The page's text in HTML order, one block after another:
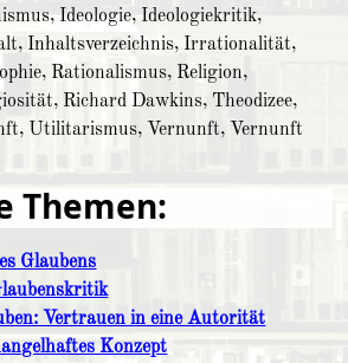
Ideologie, Ideologiekritik,
Inhaltsverzeichnis, Irrationalität,
Rationalismus, Religion,
Richard Dawkins, Theodizee,
Utilitarismus, Vernunft, Vernunft
Themen:
Glaubens
Vertrauen in eine Autorität
Konzept